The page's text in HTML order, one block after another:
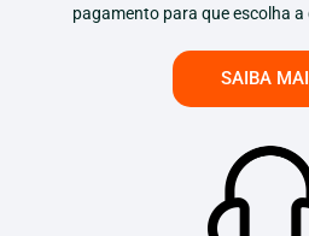
pagamento para que escolha a
SAIBA